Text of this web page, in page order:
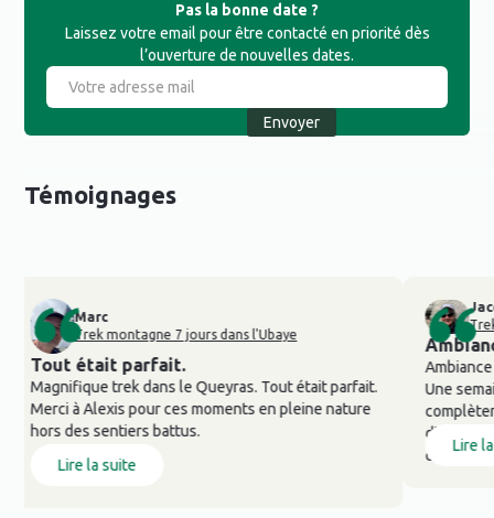
Hébergement :
Pas la bonne date ?
Laissez votre email pour être contacté en priorité dès
l’ouverture de nouvelles dates.
Témoignages
Marc
Trek montagne 7 jours dans l'Ubaye
était parfait.
trek dans le Queyras. Tout était parfait.
à Alexis pour ces moments en pleine nature
des sentiers battus.
Lire la suite
Jacqueline
Trek
Ambiance
Ambiance
Une semaine
complètement
d'adaptation du
capricieuse, et
Lire la suite